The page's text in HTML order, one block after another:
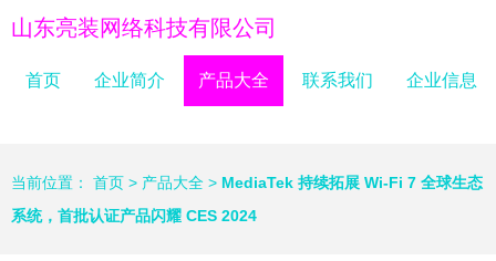
山东亮装网络科技有限公司
首页 企业简介 产品大全 联系我们 企业信息
当前位置： 首页 > 产品大全 > MediaTek 持续拓展 Wi-Fi 7 全球生态
系统，首批认证产品闪耀 CES 2024